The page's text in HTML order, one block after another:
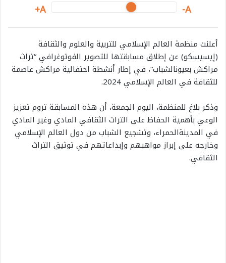
A-
A+
أعلنت منظمة العالم الإسلامي للتربية والعلوم والثقافة
(إيسيسكو) عن إطلاق مسابقتها للتصوير الفوتوغرافي“تراث
مراكش بعيونالشباب“، في إطار أنشطة احتفالية مراكش عاصمة
للثقافة في العالم الإسلامي
وذكر بلاغ للمنظمة، اليوم الجمعة، أن هذه المسابقة تروم تعزيز
الوعي بأهمية الحفاظ على التراث الثقافي المادي وغير المادي
في المدينةالحمراء، وتشجيع الشباب من دول العالم الإسلامي
وخارجه على إبراز مواهبهم وإبداعاتهم في توثيق التراث
الثقافي.